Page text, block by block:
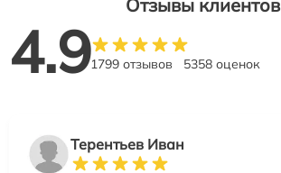
Отзывы клиентов
4.91799 отзывов 5358 оценок
Терентьев Иван